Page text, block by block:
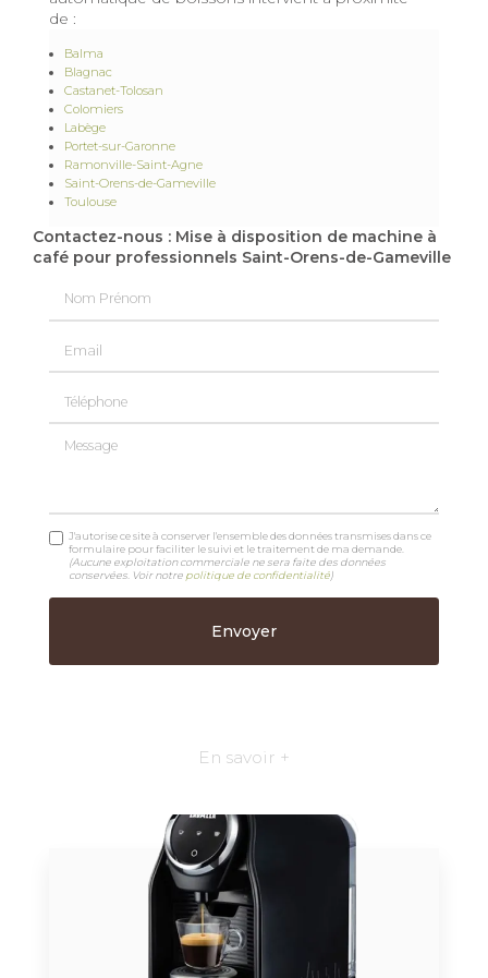
de :
Balma
Blagnac
Castanet-Tolosan
Colomiers
Labège
Portet-sur-Garonne
Ramonville-Saint-Agne
Saint-Orens-de-Gameville
Toulouse
Contactez-nous : Mise à disposition de machine à
café pour professionnels Saint-Orens-de-Gameville
Message
J'autorise ce site à conserver l'ensemble des données transmises dans ce
formulaire pour faciliter le suivi et le traitement de ma demande.
(Aucune exploitation commerciale ne sera faite des données
conservées. Voir notre politique de confidentialité)
En savoir +